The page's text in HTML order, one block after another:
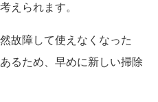
えられます。
故障して使えなくなった
るため、早めに新しい掃除